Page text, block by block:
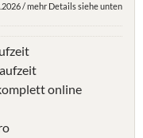
/ mehr Details siehe unten
online